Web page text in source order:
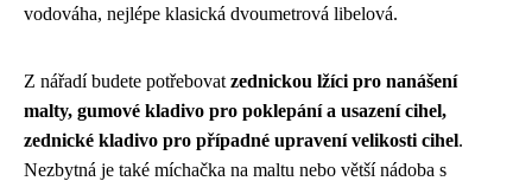
vodováha, nejlépe klasická dvoumetrová libelová.
Z nářadí budete potřebovat zednickou lžíci pro nanášení
malty, gumové kladivo pro poklepání a usazení cihel,
zednické kladivo pro případné upravení velikosti cihel.
Nezbytná je také míchačka na maltu nebo větší nádoba s